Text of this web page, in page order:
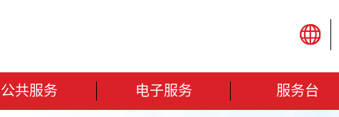
公共服务 电子服务 服务台